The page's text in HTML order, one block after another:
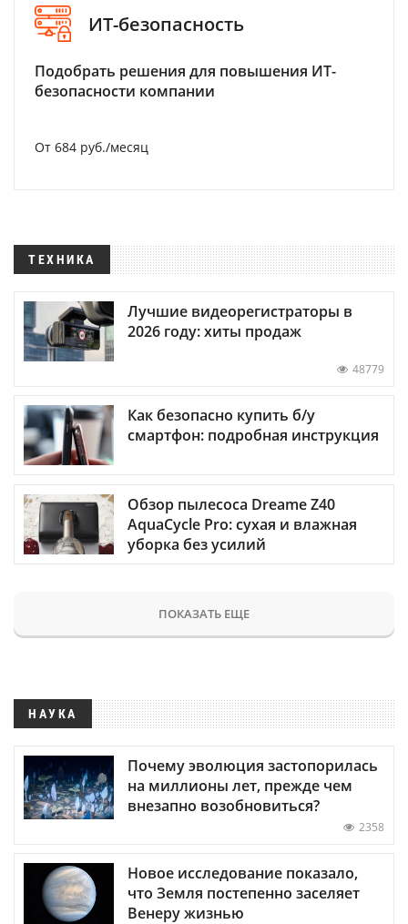
ИТ-безопасность
Подобрать решения для повышения ИТ-
безопасности компании
От 684 руб./месяц
ТЕХНИКА
Лучшие видеорегистраторы в
2026 году: хиты продаж
48779
Как безопасно купить б/у
смартфон: подробная инструкция
Обзор пылесоса Dreame Z40
AquaCycle Pro: сухая и влажная
уборка без усилий
ПОКАЗАТЬ ЕЩЕ
НАУКА
Почему эволюция застопорилась
на миллионы лет, прежде чем
внезапно возобновиться?
2358
Новое исследование показало,
что Земля постепенно заселяет
Венеру жизнью